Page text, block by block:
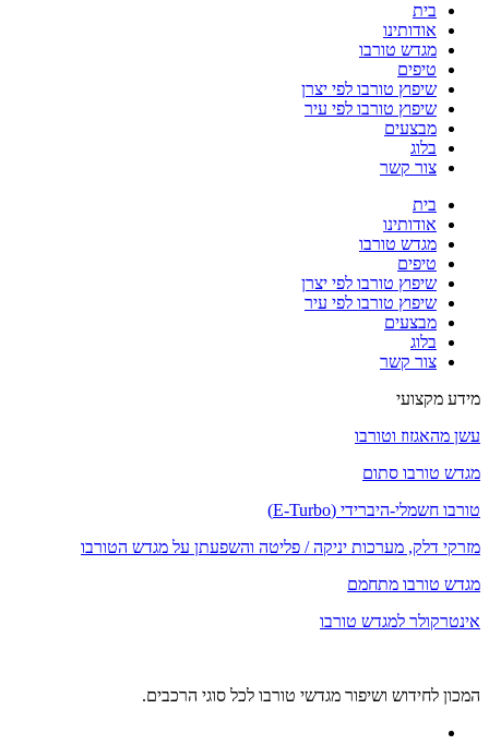
בית
אודותינו
מגדש טורבו
טיפים
שיפוץ טורבו לפי יצרן
שיפוץ טורבו לפי עיר
מבצעים
בלוג
צור קשר
בית
אודותינו
מגדש טורבו
טיפים
שיפוץ טורבו לפי יצרן
שיפוץ טורבו לפי עיר
מבצעים
בלוג
צור קשר
מידע מקצועי
עשן מהאגזוז וטורבו
מגדש טורבו סתום
טורבו חשמלי-היברידי (E-Turbo)
מזרקי דלק, מערכות יניקה / פליטה והשפעתן על מגדש הטורבו
מגדש טורבו מתחמם
אינטרקולר למגדש טורבו
המכון לחידוש ושיפור מגדשי טורבו לכל סוגי הרכבים.